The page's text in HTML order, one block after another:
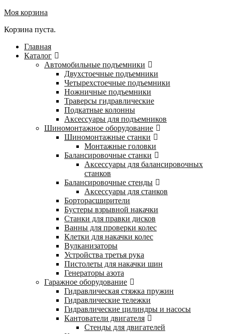
Моя корзина
Корзина пуста.
Главная
Каталог
Автомобильные подъемники
Двухстоечные подъемники
Четырехстоечные подъемники
Ножничные подъемники
Траверсы гидравлические
Подкатные колонны
Аксессуары для подъемников
Шиномонтажное оборудование
Шиномонтажные станки
Монтажные головки
Балансировочные станки
Аксессуары для балансировочных
станков
Балансировочные стенды
Аксессуары для станков
Борторасширители
Бустеры взрывной накачки
Станки для правки дисков
Ванны для проверки колес
Клетки для накачки колес
Вулканизаторы
Устройства третья рука
Пистолеты для накачки шин
Генераторы азота
Гаражное оборудование
Гидравлическая стяжка пружин
Гидравлические тележки
Гидравлические цилиндры и насосы
Кантователи двигателя
Стенды для двигателей